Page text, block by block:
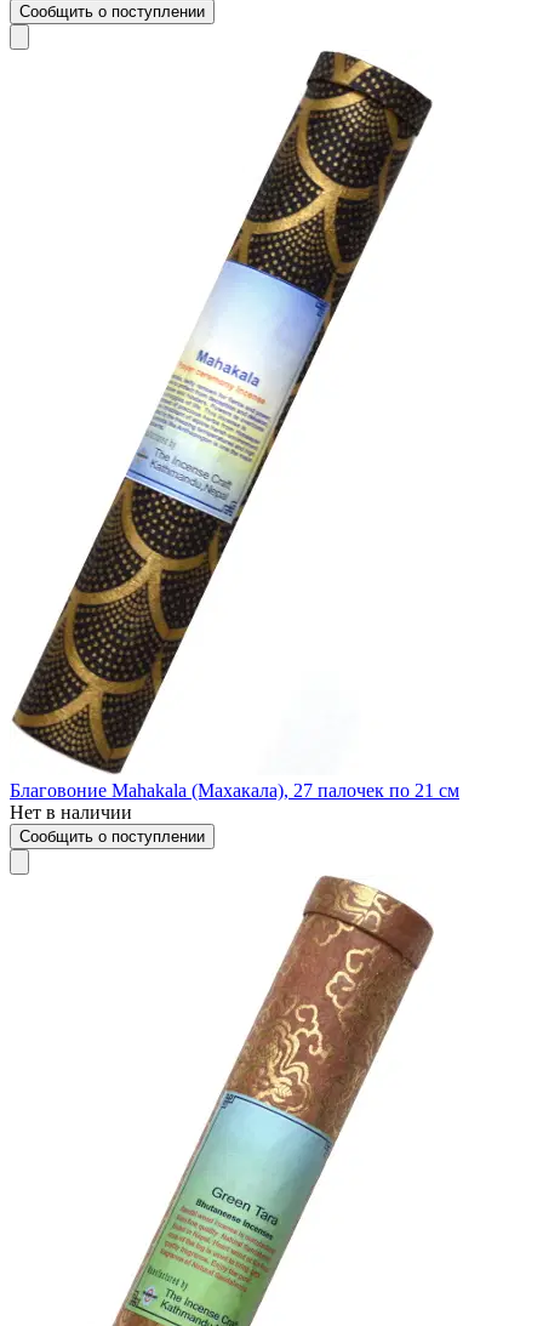
Сообщить о поступлении
Благовоние Mahakala (Махакала), 27 палочек по 21 см
Нет в наличии
Сообщить о поступлении